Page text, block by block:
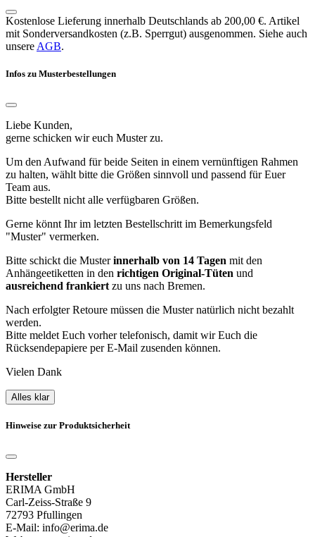
Kostenlose Lieferung innerhalb Deutschlands ab 200,00 €. Artikel
mit Sonderversandkosten (z.B. Sperrgut) ausgenommen. Siehe auch
unsere AGB.
Infos zu Musterbestellungen
Liebe Kunden,
gerne schicken wir euch Muster zu.
Um den Aufwand für beide Seiten in einem vernünftigen Rahmen
zu halten, wählt bitte die Größen sinnvoll und passend für Euer
Team aus.
Bitte bestellt nicht alle verfügbaren Größen.
Gerne könnt Ihr im letzten Bestellschritt im Bemerkungsfeld
"Muster" vermerken.
Bitte schickt die Musterinnerhalb von 14 Tagen mit den
Anhängeetiketten in den richtigen Original-Tüten und
ausreichend frankiert zu uns nach Bremen.
Nach erfolgter Retoure müssen die Muster natürlich nicht bezahlt
werden.
Bitte meldet Euch vorher telefonisch, damit wir Euch die
Rücksendepapiere per E-Mail zusenden können.
Vielen Dank
Alles klar
Hinweise zur Produktsicherheit
Hersteller
ERIMA GmbH
Carl-Zeiss-Straße 9
72793 Pfullingen
E-Mail: info@erima.de